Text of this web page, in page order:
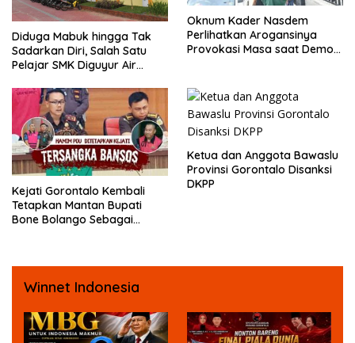
Diduga Mabuk hingga Tak
Sadarkan Diri, Salah Satu
Pelajar SMK Diguyur Air
Fisik oleh Beberapa
Temannya
Oknum Kader Nasdem
Perlihatkan Arogansinya
Provokasi Masa saat Demo
Kejati Gorontalo Kembali
Tetapkan Mantan Bupati
Bone Bolango Sebagai
Ketua dan Anggota Bawaslu
Provinsi Gorontalo Disanksi
DKPP
Winnet Indonesia